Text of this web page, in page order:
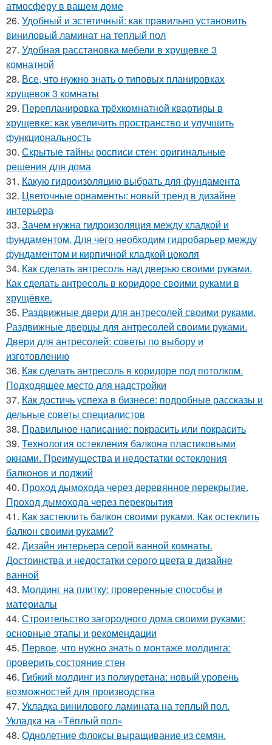
атмосферу в вашем доме
26. Удобный и эстетичный: как правильно установить
виниловый ламинат на теплый пол
27. Удобная расстановка мебели в хрущевке 3
комнатной
28. Все, что нужно знать о типовых планировках
хрущевок 3 комнаты
29. Перепланировка трёхкомнатной квартиры в
хрущевке: как увеличить пространство и улучшить
функциональность
30. Скрытые тайны росписи стен: оригинальные
решения для дома
31. Какую гидроизоляцию выбрать для фундамента
32. Цветочные орнаменты: новый тренд в дизайне
интерьера
33. Зачем нужна гидроизоляция между кладкой и
фундаментом. Для чего необходим гидробарьер между
фундаментом и кирпичной кладкой цоколя
34. Как сделать антресоль над дверью своими руками.
Как сделать антресоль в коридоре своими руками в
хрущёвке.
35. Раздвижные двери для антресолей своими руками.
Раздвижные дверцы для антресолей своими руками.
Двери для антресолей: советы по выбору и
изготовлению
36. Как сделать антресоль в коридоре под потолком.
Подходящее место для надстройки
37. Как достичь успеха в бизнесе: подробные рассказы и
дельные советы специалистов
38. Правильное написание: покрасить или покрасить
39. Технология остекления балкона пластиковыми
окнами. Преимущества и недостатки остекления
балконов и лоджий
40. Проход дымохода через деревянное перекрытие.
Проход дымохода через перекрытия
41. Как застеклить балкон своими руками. Как остеклить
балкон своими руками?
42. Дизайн интерьера серой ванной комнаты.
Достоинства и недостатки серого цвета в дизайне
ванной
43. Молдинг на плитку: проверенные способы и
материалы
44. Строительство загородного дома своими руками:
основные этапы и рекомендации
45. Первое, что нужно знать о монтаже молдинга:
проверить состояние стен
46. Гибкий молдинг из полиуретана: новый уровень
возможностей для производства
47. Укладка винилового ламината на теплый пол.
Укладка на «Тёплый пол»
48. Однолетние флоксы выращивание из семян.